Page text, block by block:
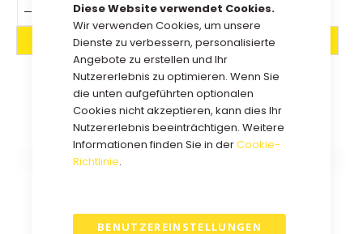
Diese Website verwendet Cookies.
Wir verwenden Cookies, um unsere
Dienste zu verbessern, personalisierte
Angebote zu erstellen und Ihr
Nutzererlebnis zu optimieren. Wenn Sie
die unten aufgeführten optionalen
Cookies nicht akzeptieren, kann dies Ihr
Nutzererlebnis beeinträchtigen. Weitere
Informationen finden Sie in derCookie-
Richtlinie.
BENUTZEREINSTELLUNGEN